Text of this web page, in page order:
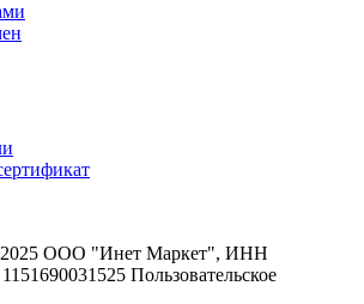
2025 ООО "Инет Маркет", ИНН
Пользовательское